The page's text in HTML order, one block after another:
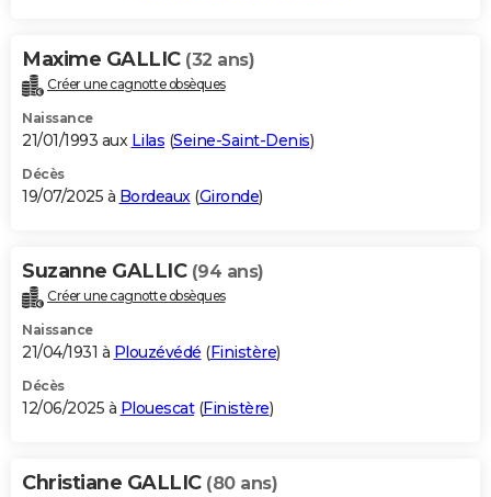
Maxime GALLIC (32 ans)
Créer une cagnotte obsèques
Naissance
21/01/1993 aux Lilas (Seine-Saint-Denis)
Décès
19/07/2025 à Bordeaux(Gironde)
Suzanne GALLIC (94 ans)
Créer une cagnotte obsèques
Naissance
21/04/1931 à Plouzévédé (Finistère)
Décès
12/06/2025 à Plouescat(Finistère)
Christiane GALLIC (80 ans)